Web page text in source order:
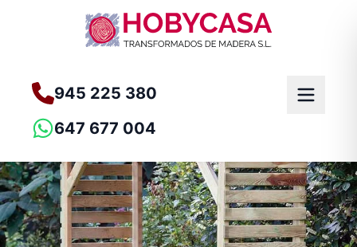
945 225 380
647 677 004